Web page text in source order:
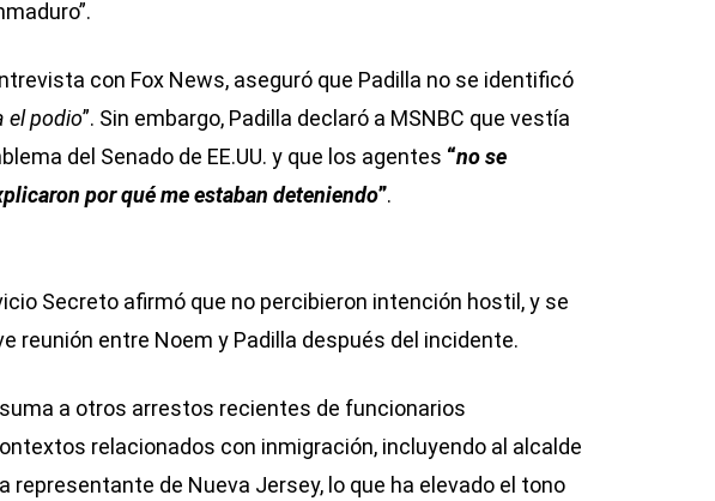
con Fox News, aseguró que Padilla no se identificó
el podio”. Sin embargo, Padilla declaró a MSNBC que vestía
del Senado de EE.UU. y que los agentes “no se
por qué me estaban deteniendo”.
Secreto afirmó que no percibieron intención hostil, y se
reunión entre Noem y Padilla después del incidente.
a otros arrestos recientes de funcionarios
relacionados con inmigración, incluyendo al alcalde
representante de Nueva Jersey, lo que ha elevado el tono